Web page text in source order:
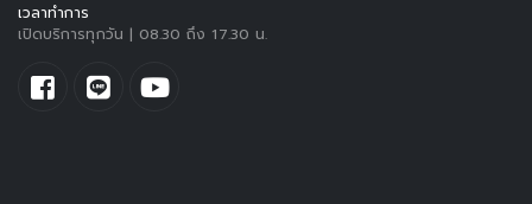
เวลาทำการ
เปิดบริการทุกวัน | 08.30 ถึง 17.30 น.